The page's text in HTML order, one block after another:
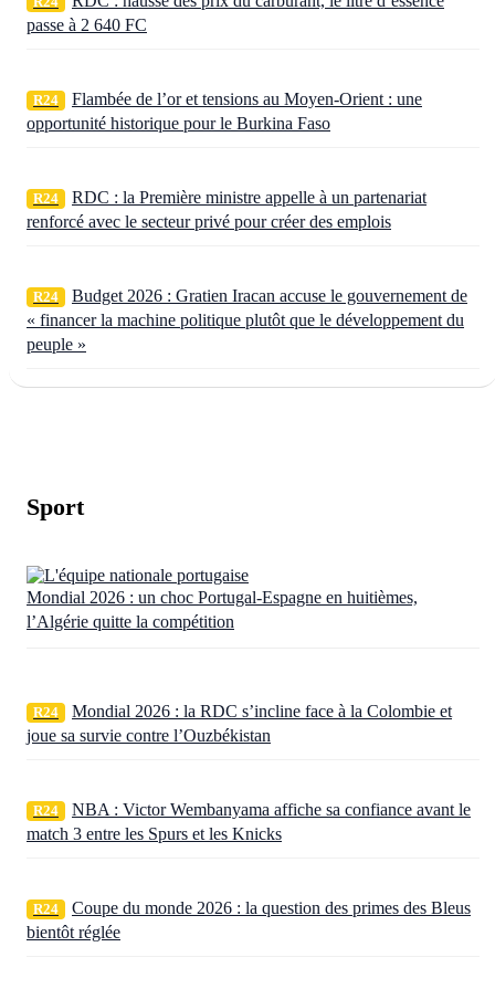
passe à 2 640 FC
R24
Flambée de l’or et tensions au Moyen-Orient : une
opportunité historique pour le Burkina Faso
R24
RDC : la Première ministre appelle à un partenariat
renforcé avec le secteur privé pour créer des emplois
R24
Budget 2026 : Gratien Iracan accuse le gouvernement de
« financer la machine politique plutôt que le développement du
peuple »
Sport
Mondial 2026 : un choc Portugal-Espagne en huitièmes,
l’Algérie quitte la compétition
R24
Mondial 2026 : la RDC s’incline face à la Colombie et
joue sa survie contre l’Ouzbékistan
R24
NBA : Victor Wembanyama affiche sa confiance avant le
match 3 entre les Spurs et les Knicks
R24
Coupe du monde 2026 : la question des primes des Bleus
bientôt réglée